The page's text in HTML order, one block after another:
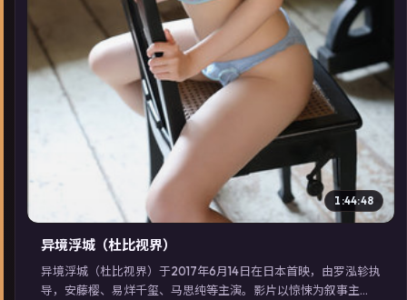
1:44:48
异境浮城（杜比视界）
异境浮城（杜比视界）于2017年6月14日在日本首映，由罗泓轸执
导，安藤樱、易烊千玺、马思纯等主演。影片以惊悚为叙事主